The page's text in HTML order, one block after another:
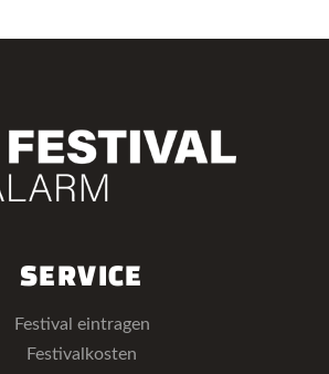
SERVICE
Festival eintragen
Festivalkosten